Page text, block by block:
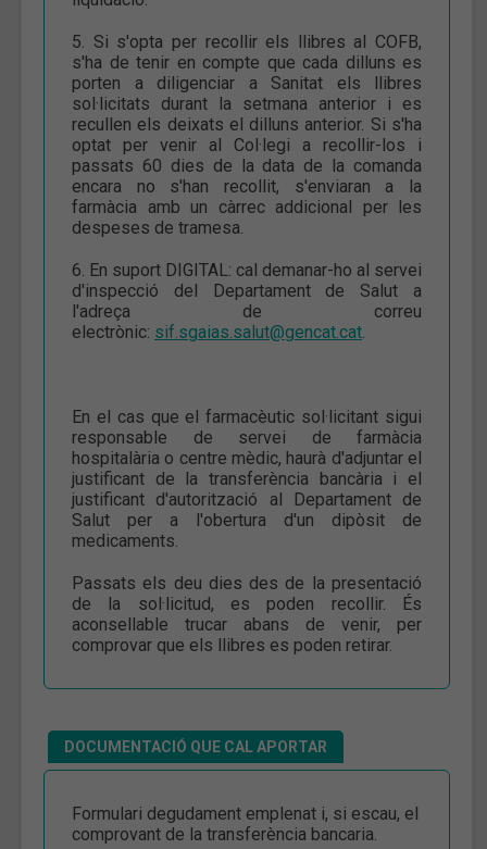
5. Si s'opta per recollir els llibres al COFB,
s'ha de tenir en compte que cada dilluns es
porten a diligenciar a Sanitat els llibres
sol·licitats durant la setmana anterior i es
recullen els deixats el dilluns anterior. Si s'ha
optat per venir al Col·legi a recollir-los i
passats 60 dies de la data de la comanda
encara no s'han recollit, s'enviaran a la
farmàcia amb un càrrec addicional per les
despeses de tramesa.
6. En suport DIGITAL: cal demanar-ho al servei
d'inspecció del Departament de Salut a
l'adreça de correu
electrònic: sif.sgaias.salut@gencat.cat.
En el cas que el farmacèutic sol·licitant sigui
responsable de servei de farmàcia
hospitalària o centre mèdic, haurà d'adjuntar el
justificant de la transferència bancària i el
justificant d'autorització al Departament de
Salut per a l'obertura d'un dipòsit de
medicaments.
Passats els deu dies des de la presentació
de la sol·licitud, es poden recollir. És
aconsellable trucar abans de venir, per
comprovar que els llibres es poden retirar.
DOCUMENTACIÓ QUE CAL APORTAR
Formulari degudament emplenat i, si escau, el
comprovant de la transferència bancaria.